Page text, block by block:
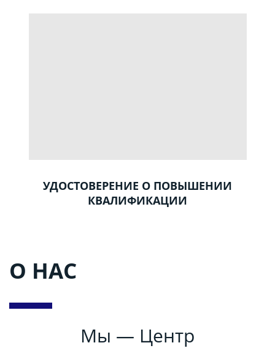
УДОСТОВЕРЕНИЕ О ПОВЫШЕНИИ
КВАЛИФИКАЦИИ
О НАС
Мы — Центр